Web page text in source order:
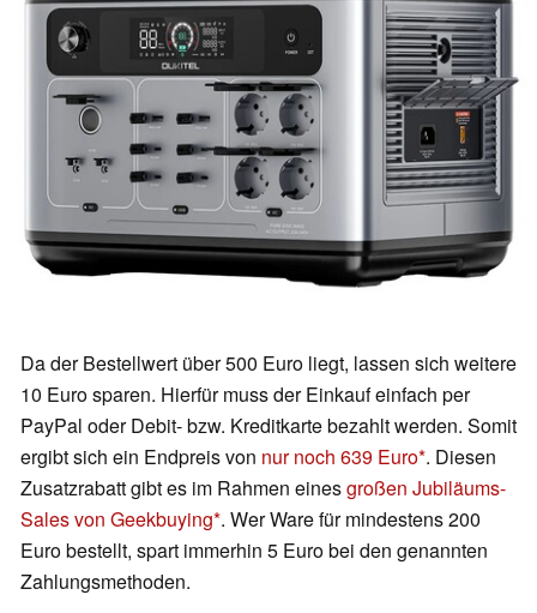
Da der Bestellwert über 500 Euro liegt, lassen sich weitere
10 Euro sparen. Hierfür muss der Einkauf einfach per
PayPal oder Debit- bzw. Kreditkarte bezahlt werden. Somit
ergibt sich ein Endpreis von nur noch 639 Euro . Diesen
Zusatzrabatt gibt es im Rahmen einesgroßen Jubiläums-
Sales von Geekbuying . Wer Ware für mindestens 200
Euro bestellt, spart immerhin 5 Euro bei den genannten
Zahlungsmethoden.